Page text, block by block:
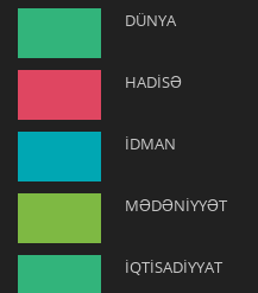
DÜNYA
HADİSƏ
İDMAN
MƏDƏNİYYƏT
İQTİSADİYYAT